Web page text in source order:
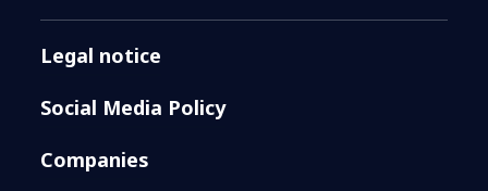
Legal notice
Social Media Policy
Companies